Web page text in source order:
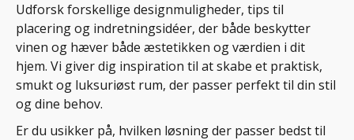
Udforsk forskellige designmuligheder, tips til
placering og indretningsidéer, der både beskytter
vinen og hæver både æstetikken og værdien i dit
hjem. Vi giver dig inspiration til at skabe et praktisk,
smukt og luksuriøst rum, der passer perfekt til din stil
og dine behov.
Er du usikker på, hvilken løsning der passer bedst til